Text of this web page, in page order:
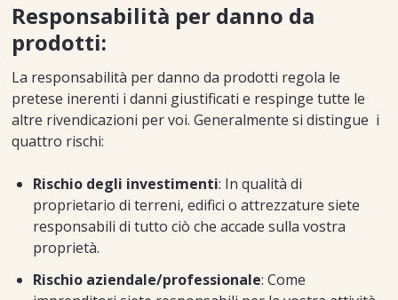
Responsabilità per danno da
prodotti:
La responsabilità per danno da prodotti regola le
pretese inerenti i danni giustificati e respinge tutte le
altre rivendicazioni per voi. Generalmente si distingue i
quattro rischi:
Rischio degli investimenti: In qualità di
proprietario di terreni, edifici o attrezzature siete
responsabili di tutto ciò che accade sulla vostra
proprietà.
Rischio aziendale/professionale: Come